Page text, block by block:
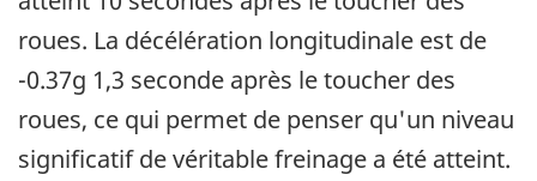
roues. La décélération longitudinale est de
-0.37g 1,3 seconde après le toucher des
roues, ce qui permet de penser qu'un niveau
significatif de véritable freinage a été atteint.